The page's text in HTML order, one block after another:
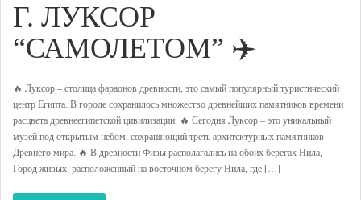
Г. ЛУКСОР
“САМОЛЕТОМ” ✈️
🔥 Луксор – столица фараонов древности, это самый популярный туристический
центр Египта. В городе сохранилось множество древнейших памятников времени
расцвета древнеегипетской цивилизации. 🔥 Сегодня Луксор – это уникальный
музей под открытым небом, сохраняющий треть архитектурных памятников
Древнего мира. 🔥 В древности Фивы располагались на обоих берегах Нила,
Город живых, расположенный на восточном берегу Нила, где […]